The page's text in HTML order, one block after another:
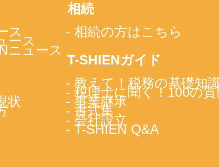
ス
ース
ニュース
状
相続
- 相続の方はこちら
T-SHIENガイド
- 教えて！税務の基礎知
- 税理士に聞く！100の
- 事業継承
- 書式集
- 会社設立
- T-SHIEN Q&A